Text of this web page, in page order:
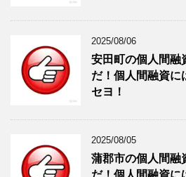
2025/08/06
安田町の個人間融
だ！個人間融資に
セヨ！
2025/08/05
蒲郡市の個人間融
だ！個人間融資に